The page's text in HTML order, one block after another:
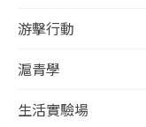
游擊行動
滬青學
生活實驗場